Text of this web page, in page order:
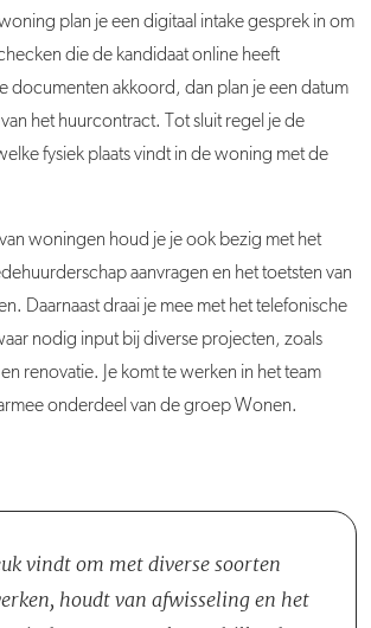
plan je een digitaal intake gesprek in om
die de kandidaat online heeft
documenten akkoord, dan plan je een datum
het huurcontract. Tot sluit regel je de
fysiek plaats vindt in de woning met de
woningen houd je je ook bezig met het
aanvragen en het toetsten van
Daarnaast draai je mee met het telefonische
nodig input bij diverse projecten, zoals
renovatie. Je komt te werken in het team
onderdeel van de groep Wonen.
vindt om met diverse soorten
houdt van afwisseling en het